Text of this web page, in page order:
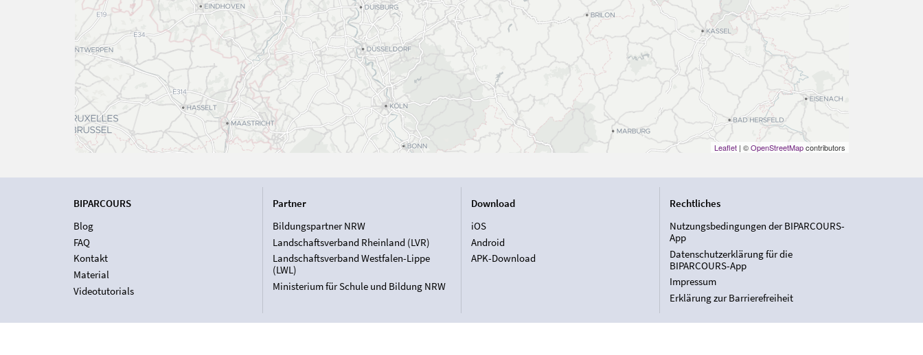
Leaflet| ©OpenStreetMapcontributors
BIPARCOURS
Blog
FAQ
Kontakt
Material
Videotutorials
Partner
Bildungspartner NRW
Landschaftsverband Rheinland (LVR)
Landschaftsverband Westfalen-Lippe
(LWL)
Ministerium für Schule und Bildung NRW
Download
iOS
Android
APK-Download
Rechtliches
Nutzungsbedingungen der BIPARCOURS-
App
Datenschutzerklärung für die
BIPARCOURS-App
Impressum
Erklärung zur Barrierefreiheit